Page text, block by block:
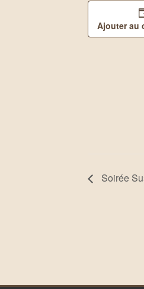
Ajouter au
Soirée